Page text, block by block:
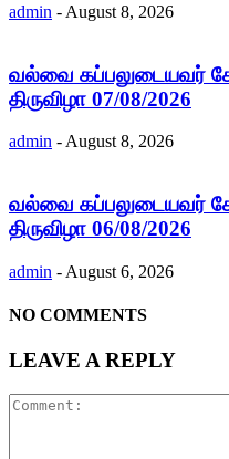
admin - August 8, 2026
வல்வை கப்பலுடையவர்
திருவிழா 07/08/2026
admin - August 8, 2026
வல்வை கப்பலுடையவர்
திருவிழா 06/08/2026
admin - August 6, 2026
NO COMMENTS
LEAVE A REPLY